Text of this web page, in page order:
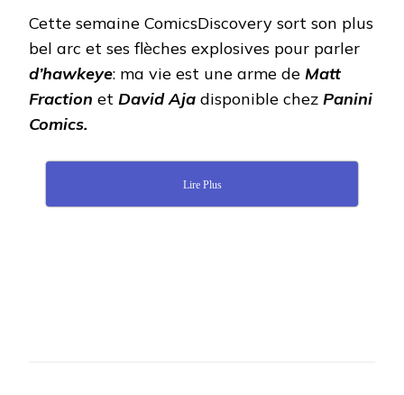
Cette semaine ComicsDiscovery sort son plus
bel arc et ses flèches explosives pour parler
d’hawkeye: ma vie est une arme de Matt
Fraction et David Aja disponible chez Panini
Comics.
Lire Plus